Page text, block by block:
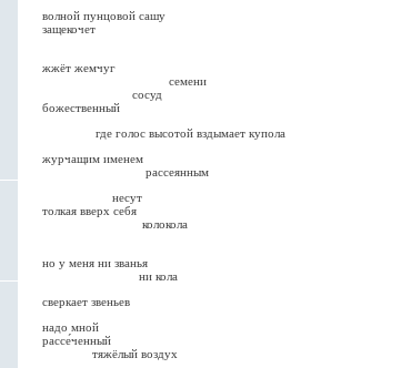
волной пунцовой сашу
защекочет
жжёт жемчуг
семени
сосуд
божественный
где голос высотой вздымает купола
журчащим именем
рассеянным
несут
толкая вверх себя
колокола
но у меня ни званья
ни кола
сверкает звеньев
надо мной
рассе́ченный
тяжёлый воздух